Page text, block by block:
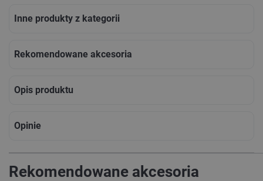
Inne produkty z kategorii
Rekomendowane akcesoria
Opis produktu
Opinie
Rekomendowane akcesoria